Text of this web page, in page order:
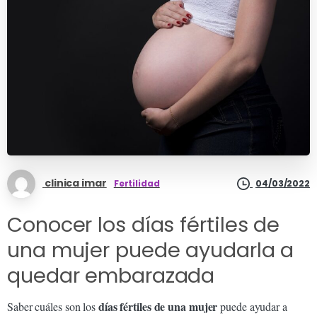
clinica imar Fertilidad 04/03/2022
Conocer los días fértiles de
una mujer puede ayudarla a
quedar embarazada
Saber cuáles son losdías fértiles de una mujerpuede ayudar a